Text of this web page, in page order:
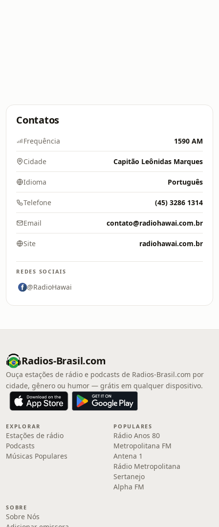
Contatos
Frequência 1590 AM
Cidade Capitão Leônidas Marques
Idioma Português
Telefone (45) 3286 1314
Email contato@radiohawai.com.br
Site radiohawai.com.br
REDES SOCIAIS
@RadioHawai
Radios-Brasil.com
Ouça estações de rádio e podcasts de Radios-Brasil.com por
cidade, gênero ou humor — grátis em qualquer dispositivo.
EXPLORAR
Estações de rádio
Podcasts
Músicas Populares
POPULARES
Rádio Anos 80
Metropolitana FM
Antena 1
Rádio Metropolitana
Sertanejo
Alpha FM
SOBRE
Sobre Nós